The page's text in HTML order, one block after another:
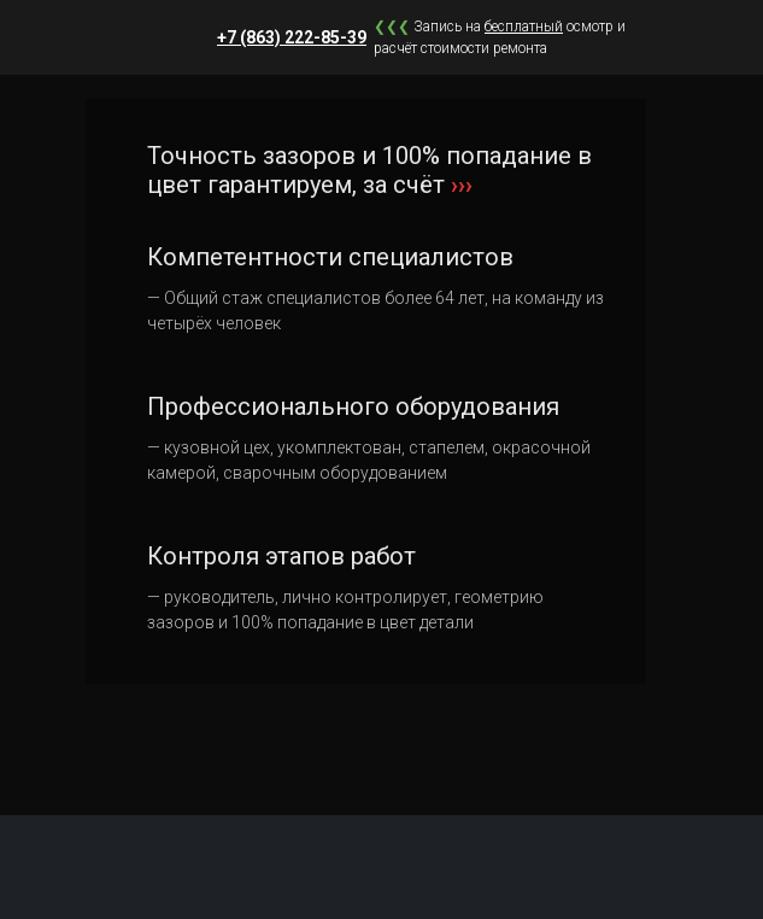
+7 (863) 222-85-39
❮ ❮ ❮ Запись на бесплатный осмотр и
расчёт стоимости ремонта
Точность зазоров и 100% попадание в
цвет гарантируем, за счёт ›››
Компетентности специалистов
— Общий стаж специалистов более 64 лет, на команду из
четырёх человек
Профессионального оборудования
— кузовной цех, укомплектован, стапелем, окрасочной
камерой, сварочным оборудованием
Контроля этапов работ
— руководитель, лично контролирует, геометрию
зазоров и 100% попадание в цвет детали